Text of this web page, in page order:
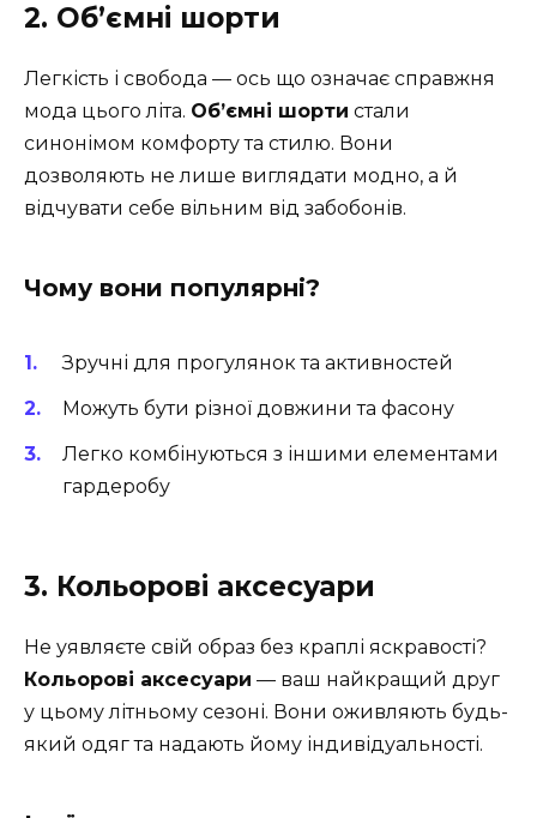
2. Об’ємні шорти
Легкість і свобода — ось що означає справжня
мода цього літа. Об’ємні шорти стали
синонімом комфорту та стилю. Вони
дозволяють не лише виглядати модно, а й
відчувати себе вільним від забобонів.
Чому вони популярні?
Зручні для прогулянок та активностей
Можуть бути різної довжини та фасону
Легко комбінуються з іншими елементами
гардеробу
3. Кольорові аксесуари
Не уявляєте свій образ без краплі яскравості?
Кольорові аксесуари — ваш найкращий друг
у цьому літньому сезоні. Вони оживляють будь-
який одяг та надають йому індивідуальності.